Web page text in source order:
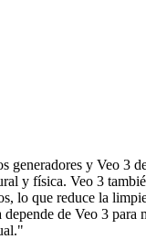
generadores y Veo 3
y física. Veo 3
lo que reduce la
de Veo 3 para
"